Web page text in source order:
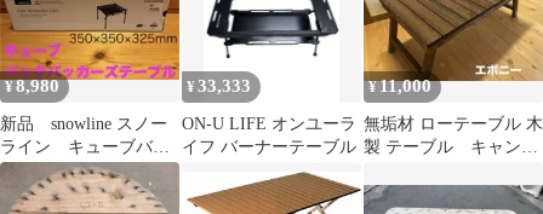
¥8,980
新品 snowline スノー
ライン キューブバッ
クパッカーズテーブ
ル 超軽量
¥33,333
ON-U LIFE オンユーラ
イフ バーナーテーブル
¥11,000
無垢材 ローテーブル 木
製 テーブル キャン
トドア